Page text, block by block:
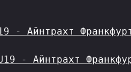
- Айнтрахт
- Айнтрахт